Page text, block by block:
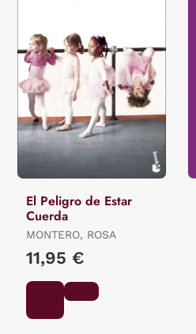
El Peligro de Estar
Cuerda
MONTERO, ROSA
11,95 €